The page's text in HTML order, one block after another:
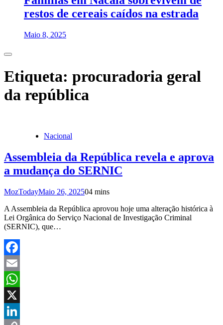
restos de cereais caídos na estrada
Maio 8, 2025
Etiqueta: procuradoria geral
da república
Nacional
Assembleia da República revela e aprova
a mudança do SERNIC
MozTodayMaio 26, 202504 mins
A Assembleia da República aprovou hoje uma alteração histórica à
Lei Orgânica do Serviço Nacional de Investigação Criminal
(SERNIC), que…
Facebook
Email
WhatsApp
X